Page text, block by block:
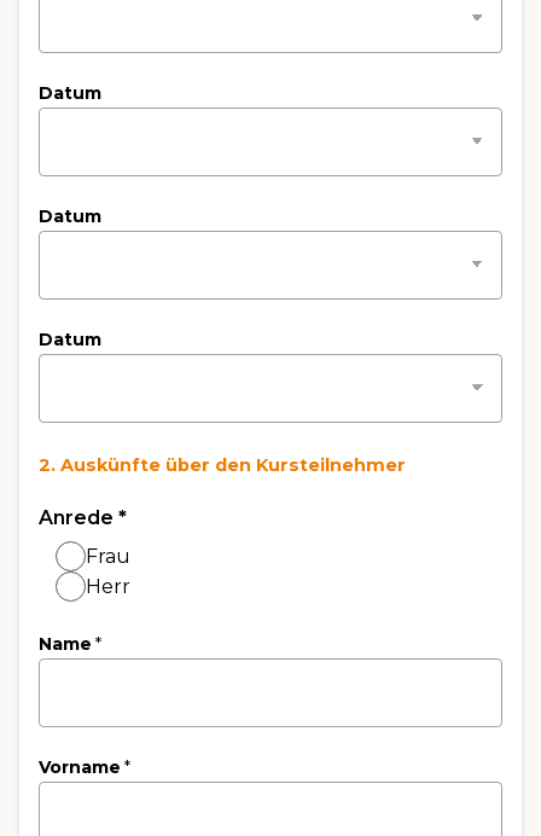
Datum
Datum
Datum
2. Auskünfte über den Kursteilnehmer
Anrede *
Frau
Herr
Name *
Vorname *